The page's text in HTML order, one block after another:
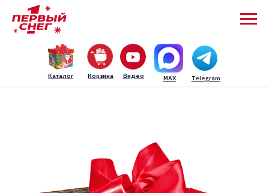
Каталог Видео
Корзина Telegram
MAX